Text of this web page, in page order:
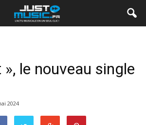
le nouveau single
2024